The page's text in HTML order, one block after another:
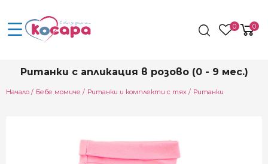
0 0
Ританки с апликация в розово (0 - 9 мес.)
Начало Бебе момиче Ританки и комплекти с тях Ританки